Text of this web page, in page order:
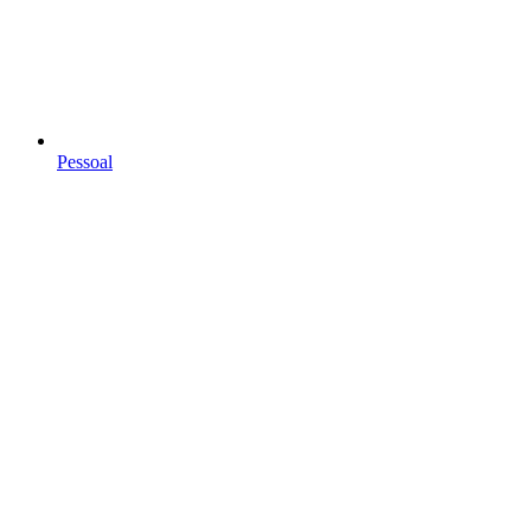
Pessoal